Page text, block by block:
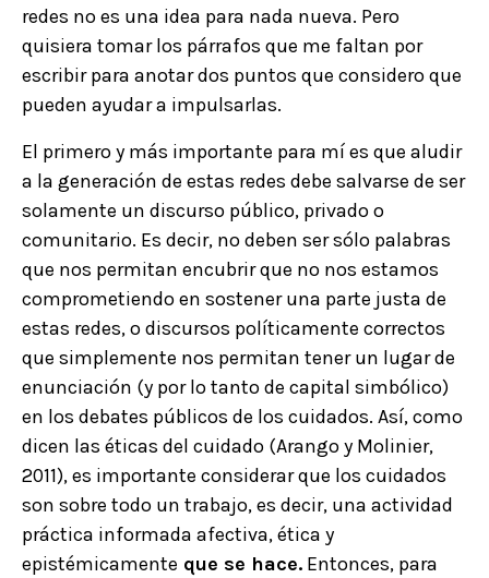
redes no es una idea para nada nueva. Pero
quisiera tomar los párrafos que me faltan por
escribir para anotar dos puntos que considero que
pueden ayudar a impulsarlas.
El primero y más importante para mí es que aludir
a la generación de estas redes debe salvarse de ser
solamente un discurso público, privado o
comunitario. Es decir, no deben ser sólo palabras
que nos permitan encubrir que no nos estamos
comprometiendo en sostener una parte justa de
estas redes, o discursos políticamente correctos
que simplemente nos permitan tener un lugar de
enunciación (y por lo tanto de capital simbólico)
en los debates públicos de los cuidados. Así, como
dicen las éticas del cuidado (Arango y Molinier,
2011), es importante considerar que los cuidados
son sobre todo un trabajo, es decir, una actividad
práctica informada afectiva, ética y
epistémicamente que se hace. Entonces, para